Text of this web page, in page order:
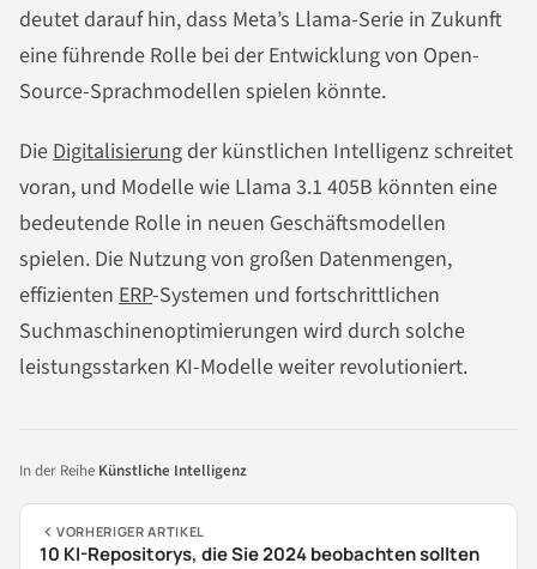
deutet darauf hin, dass Meta’s Llama-Serie in Zukunft
eine führende Rolle bei der Entwicklung von Open-
Source-Sprachmodellen spielen könnte.
Die Digitalisierung der künstlichen Intelligenz schreitet
voran, und Modelle wie Llama 3.1 405B könnten eine
bedeutende Rolle in neuen Geschäftsmodellen
spielen. Die Nutzung von großen Datenmengen,
effizienten ERP-Systemen und fortschrittlichen
Suchmaschinenoptimierungen wird durch solche
leistungsstarken KI-Modelle weiter revolutioniert.
In der Reihe Künstliche Intelligenz
VORHERIGER ARTIKEL
10 KI-Repositorys, die Sie 2024 beobachten sollten